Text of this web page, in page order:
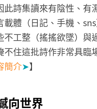
此詩集讀來有陰性、有
載體（日記、手機、
不工整（搖搖欲墜）與
不住這批詩作非常具臨
簡介➤】
向世界